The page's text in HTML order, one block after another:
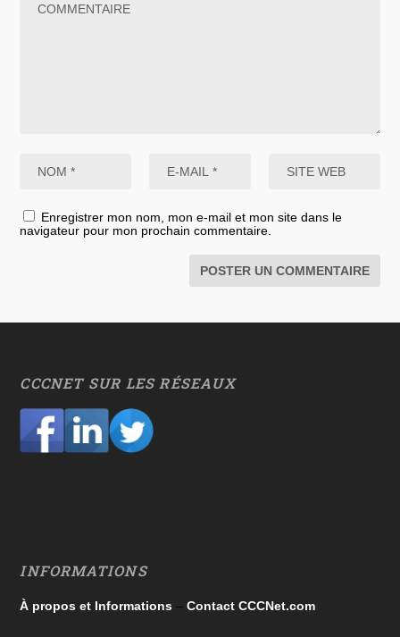
Enregistrer mon nom, mon e-mail et mon site dans le
navigateur pour mon prochain commentaire.
CCCNET SUR LES RÉSEAUX
INFORMATIONS
À propos et Informations –Contact CCCNet.com